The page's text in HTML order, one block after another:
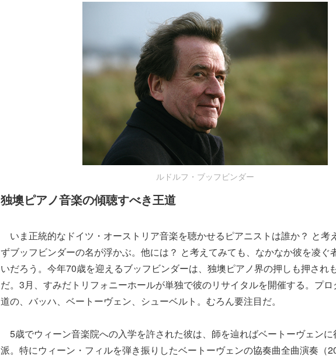
ルドルフ・ブッフビンダー
独墺ピアノ音楽の傾聴すべき王道
いま正統的なドイツ・オーストリア音楽を聴かせるピアニストは誰か？ と考
ずブッフビンダーの名が浮かぶ。他には？ と考えてみても、なかなか彼を凌ぐ
いだろう。今年70歳を迎えるブッフビンダーは、独墺ピアノ界の押しも押され
だ。3月、すみだトリフォニーホールが単独で彼のリサイタルを開催する。プ
道の、バッハ、ベートーヴェン、シューベルト。むろん要注目だ。
5歳でウィーン音楽院への入学を許された彼は、師を辿ればベートーヴェン
派。特にウィーン・フィルを弾き振りしたベートーヴェンの協奏曲全曲演奏（